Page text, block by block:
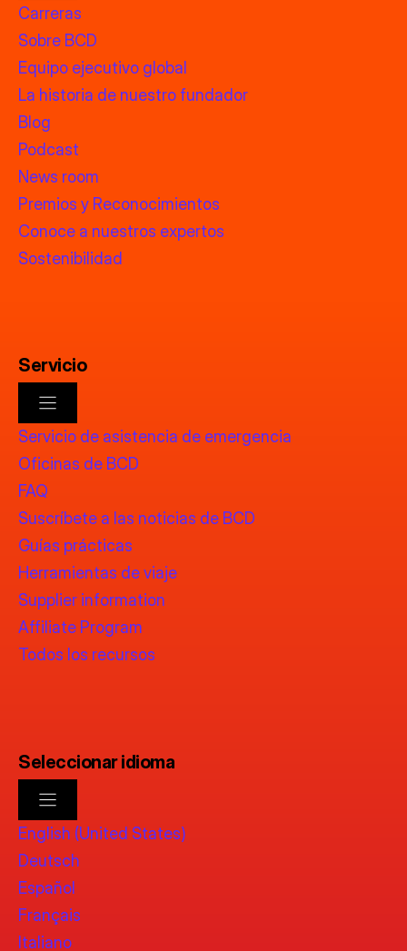
Carreras
Sobre BCD
Equipo ejecutivo global
La historia de nuestro fundador
Blog
Podcast
News room
Premios y Reconocimientos
Conoce a nuestros expertos
Sostenibilidad
Servicio
Servicio de asistencia de emergencia
Oficinas de BCD
FAQ
Suscríbete a las noticias de BCD
Guías prácticas
Herramientas de viaje
Supplier information
Affiliate Program
Todos los recursos
Seleccionar idioma
English (United States)
Deutsch
Español
Français
Italiano